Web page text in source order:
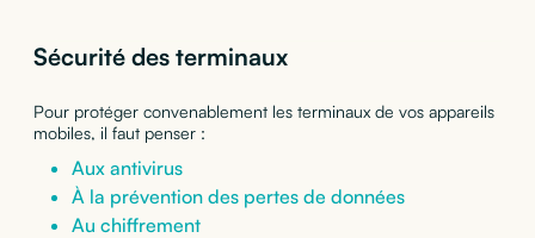
Sécurité des terminaux
Pour protéger convenablement les terminaux de vos appareils
mobiles, il faut penser :
Aux antivirus
À la prévention des pertes de données
Au chiffrement